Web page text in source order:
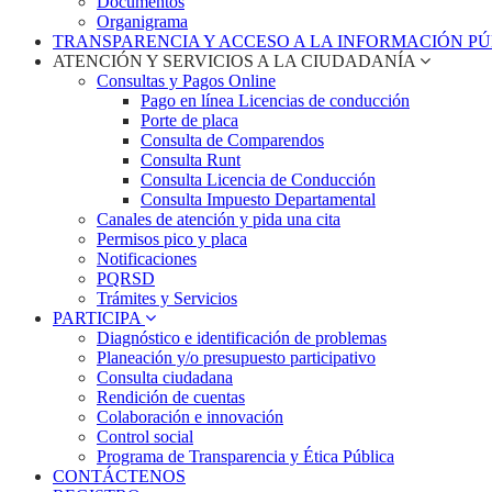
Organigrama
TRANSPARENCIA Y ACCESO A LA INFORMACIÓN
ATENCIÓN Y SERVICIOS A LA CIUDADANÍA
Consultas y Pagos Online
Pago en línea Licencias de conducción
Porte de placa
Consulta de Comparendos
Consulta Runt
Consulta Licencia de Conducción
Consulta Impuesto Departamental
Canales de atención y pida una cita
Permisos pico y placa
Notificaciones
PQRSD
Trámites y Servicios
PARTICIPA
Diagnóstico e identificación de problemas
Planeación y/o presupuesto participativo​
Consulta ciudadana
Rendición de cuentas
Colaboración e innovación
Control social
Programa de Transparencia y Ética Pública
CONTÁCTENOS